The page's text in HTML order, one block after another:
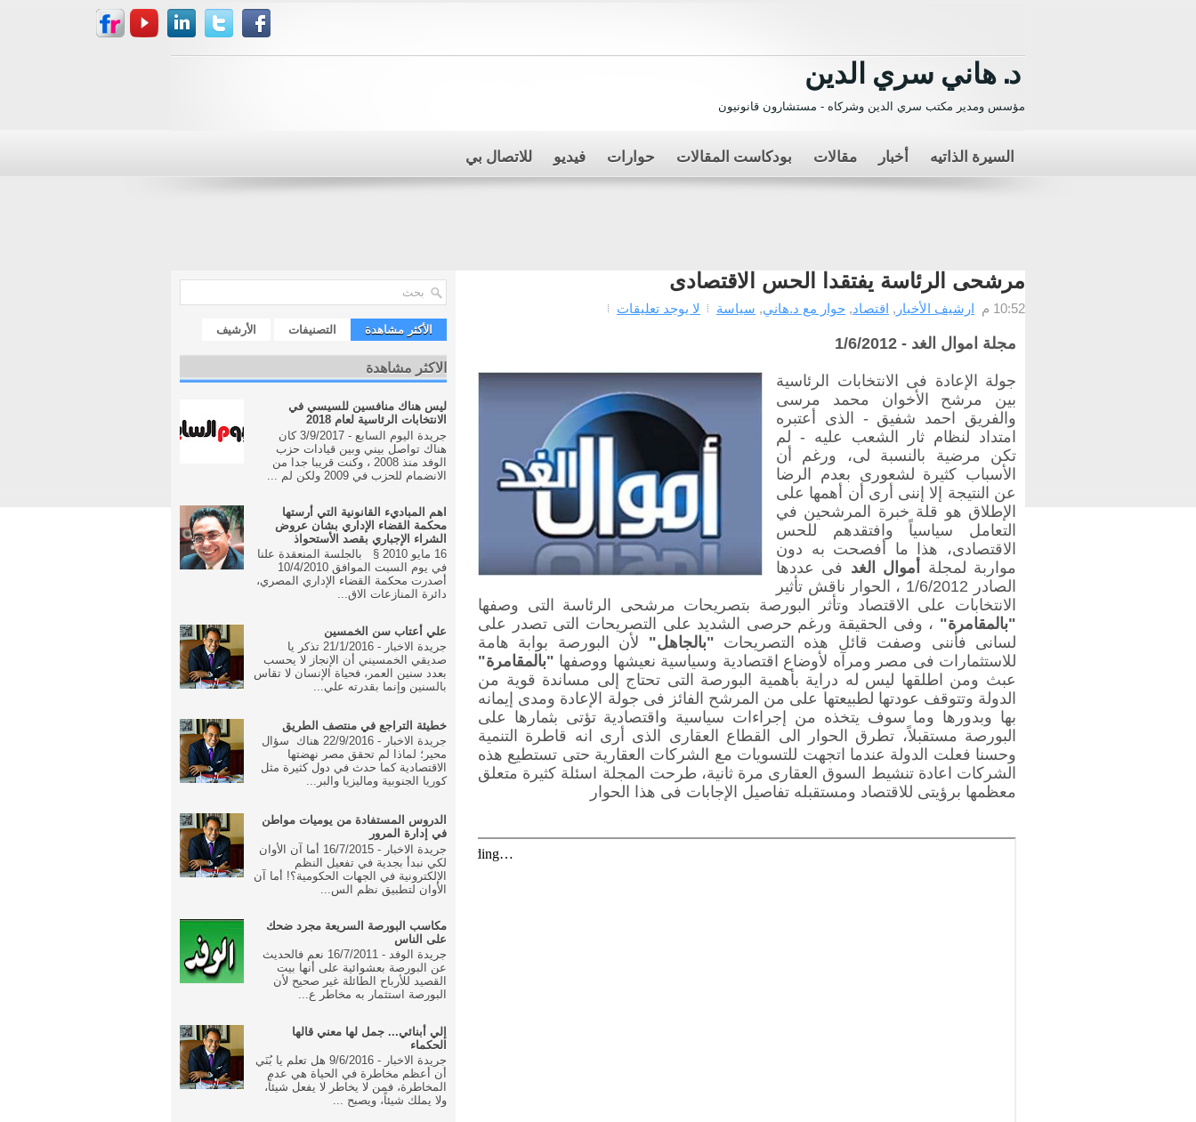
د. هاني سري الدين
مؤسس ومدير مكتب سري الدين وشركاه - مستشارون قانونيون
السيرة الذاتيه أخبار مقالات بودكاست المقالات حوارات فيديو للاتصال بي
مرشحى الرئاسة يفتقدا الحس الاقتصادى
10:52 م ارشيف الأخبار , اقتصاد, حوار مع د.هاني, سياسة لا يوجد تعليقات
مجلة اموال الغد - 1/6/2012
جولة الإعادة فى الانتخابات الرئاسية
بين مرشح الأخوان محمد مرسى
والفريق احمد شفيق - الذى أعتبره
امتداد لنظام ثار الشعب عليه - لم
تكن مرضية بالنسبة لى، ورغم أن
الأسباب كثيرة لشعورى بعدم الرضا
عن النتيجة إلا إننى أرى أن أهمها على
الإطلاق هو قلة خبرة المرشحين في
التعامل سياسياً وافتقدهم للحس
الاقتصادى، هذا ما أفصحت به دون
مواربة لمجلة أموال الغد فى عددها
الصادر 1/6/2012 ، الحوار ناقش تأثير
الانتخابات على الاقتصاد وتأثر البورصة بتصريحات مرشحى الرئاسة التى وصفها
"بالمقامرة" ، وفى الحقيقة ورغم حرصى الشديد على التصريحات التى تصدر على
لسانى فأننى وصفت قائل هذه التصريحات "بالجاهل" لأن البورصة بوابة هامة
للاستثمارات فى مصر ومرآه لأوضاع اقتصادية وسياسية نعيشها ووصفها "بالمقامرة"
عبث ومن اطلقها ليس له دراية بأهمية البورصة التى تحتاج إلى مساندة قوية من
الدولة وتتوقف عودتها لطبيعتها على من المرشح الفائز فى جولة الإعادة ومدى إيمانه
بها وبدورها وما سوف يتخذه من إجراءات سياسية واقتصادية تؤتى بثمارها على
البورصة مستقبلاً، تطرق الحوار الى القطاع العقارى الذى أرى انه قاطرة التنمية
وحسنا فعلت الدولة عندما اتجهت للتسويات مع الشركات العقارية حتى تستطيع هذه
الشركات اعادة تنشيط السوق العقارى مرة ثانية، طرحت المجلة اسئلة كثيرة متعلق
معظمها برؤيتى للاقتصاد ومستقبله تفاصيل الإجابات فى هذا الحوار
الأكثر مشاهدة التصنيفات الأرشيف
الاكثر مشاهدة
ليس هناك منافسين للسيسي في
الانتخابات الرئاسية لعام 2018
جريدة اليوم السابع - 3/9/2017 كان
هناك تواصل بيني وبين قيادات حزب
الوفد منذ 2008 ، وكنت قريبا جدا من
الانضمام للحزب في 2009 ولكن لم ...
اهم المباديء القانونية التي أرستها
محكمة القضاء الإداري بشان عروض
الشراء الإجباري بقصد الأستحواذ
16 مايو 2010 § بالجلسة المنعقدة علنا
في يوم السبت الموافق 10/4/2010
أصدرت محكمة القضاء الإداري المصري،
دائرة المنازعات الاق...
علي أعتاب سن الخمسين
جريدة الاخبار - 21/1/2016 تذكر يا
صديقي الخمسيني أن الإنجاز لا يحسب
بعدد سنين العمر، فحياة الإنسان لا تقاس
بالسنين وإنما بقدرته علي...
خطيئة التراجع في منتصف الطريق
جريدة الاخبار - 22/9/2016 هناك سؤال
محير؛ لماذا لم تحقق مصر نهضتها
الاقتصادية كما حدث في دول كثيرة مثل
كوريا الجنوبية وماليزيا والبر...
الدروس المستفادة من يوميات مواطن
في إدارة المرور
جريدة الاخبار - 16/7/2015 أما آن الأوان
لكي نبدأ بجدية في تفعيل النظم
الإلكترونية في الجهات الحكومية؟! أما آن
الأوان لتطبيق نظم الس...
مكاسب البورصة السريعة مجرد ضحك
على الناس
جريدة الوفد - 16/7/2011 نعم فالحديث
عن البورصة بعشوائية على أنها بيت
القصيد للأرباح الطائلة غير صحيح لأن
البورصة استثمار به مخاطر ع...
إلي أبنائي... جمل لها معني قالها
الحكماء
جريدة الاخبار - 9/6/2016 هل تعلم يا بُنَي
أن أعظم مخاطرة في الحياة هي عدم
المخاطرة، فمن لا يخاطر لا يفعل شيئاً،
ولا يملك شيئاً، ويصبح ...